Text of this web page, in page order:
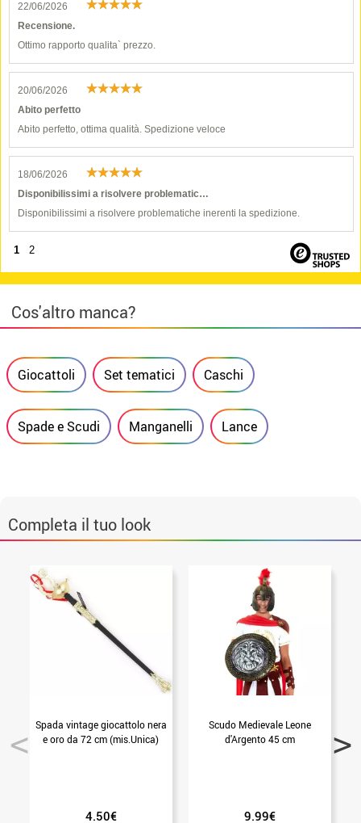
22/06/2026
Recensione.
Ottimo rapporto qualita` prezzo.
20/06/2026
Abito perfetto
Abito perfetto, ottima qualità. Spedizione veloce
18/06/2026
Disponibilissimi a risolvere problematic…
Disponibilissimi a risolvere problematiche inerenti la spedizione.
1 2
Cos'altro manca?
Giocattoli Set tematici Caschi
Spade e Scudi Manganelli Lance
Completa il tuo look
Spada vintage giocattolo nera
e oro da 72 cm (mis.Unica)
4.50€
Scudo Medievale Leone
d'Argento 45 cm
9.99€